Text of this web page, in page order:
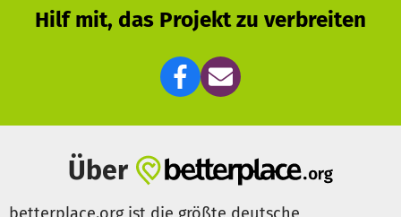
Andererseits werden die Warenspenden immer weniger.
Hilf mit, das Projekt zu verbreiten
Über